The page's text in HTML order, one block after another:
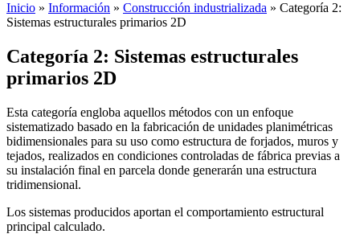
Inicio » Información » Construcción industrializada » Categoría 2:
Sistemas estructurales primarios 2D
Categoría 2: Sistemas estructurales
primarios 2D
Esta categoría engloba aquellos métodos con un enfoque
sistematizado basado en la fabricación de unidades planimétricas
bidimensionales para su uso como estructura de forjados, muros y
tejados, realizados en condiciones controladas de fábrica previas a
su instalación final en parcela donde generarán una estructura
tridimensional.
Los sistemas producidos aportan el comportamiento estructural
principal calculado.